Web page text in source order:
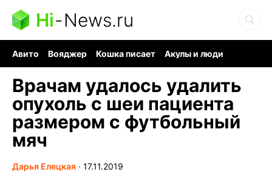
Hi-News.ru
Авито Вояджер Кошка писает
Акулы и люди
Врачам удалось удалить
опухоль с шеи пациента
размером с футбольный
мяч
Дарья Елецкая ∙ 17.11.2019